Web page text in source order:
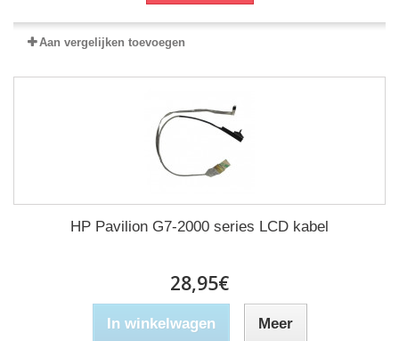
Aan vergelijken toevoegen
HP Pavilion G7-2000 series LCD kabel
28,95€
In winkelwagen Meer